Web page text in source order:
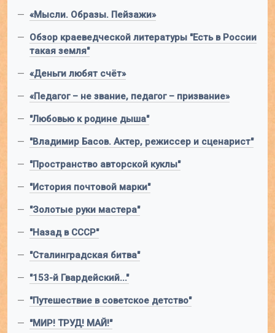
— «Мысли. Образы. Пейзажи»
— Обзор краеведческой литературы "Есть в России
такая земля"
— «Деньги любят счёт»
— «Педагог – не звание, педагог – призвание»
— "Любовью к родине дыша"
— "Владимир Басов. Актер, режиссер и сценарист"
— "Пространство авторской куклы"
— "История почтовой марки"
— "Золотые руки мастера"
— "Назад в СССР"
— "Сталинградская битва"
— "153-й Гвардейский..."
— "Путешествие в советское детство"
— "МИР! ТРУД! МАЙ!"